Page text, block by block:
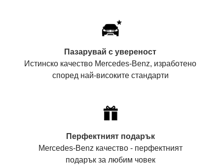
Пазарувай с увереност
Истинско качество Mercedes-Benz, изработено
според най-високите стандарти
Перфектният подарък
Mercedes-Benz качество - перфектният
подарък за любим човек